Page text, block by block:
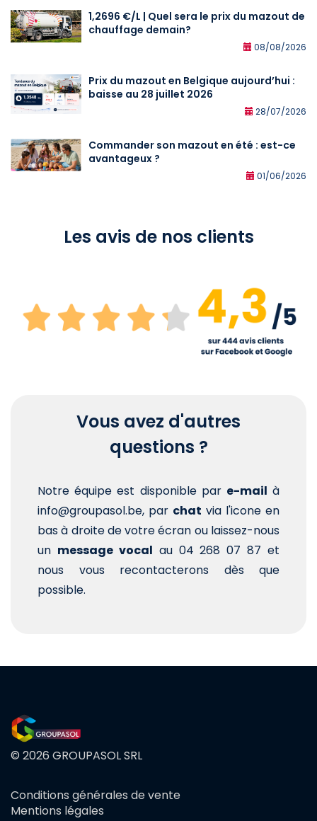
1,2696 €/L | Quel sera le prix du mazout de
chauffage demain?
08/08/2026
Prix du mazout en Belgique aujourd’hui :
baisse au 28 juillet 2026
28/07/2026
Commander son mazout en été : est-ce
avantageux ?
01/06/2026
Les avis de nos clients
Vous avez d'autres
questions ?
Notre équipe est disponible par e-mail à
info@groupasol.be, par chat via l'icone en
bas à droite de votre écran ou laissez-nous
un message vocal au 04 268 07 87 et
nous vous recontacterons dès que
possible.
© 2026 GROUPASOL SRL
FOOTER
MENU
Conditions générales de vente
Mentions légales